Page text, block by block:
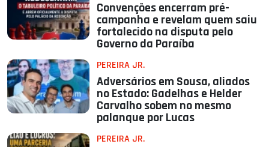
Convenções encerram pré-
campanha e revelam quem saiu
fortalecido na disputa pelo
Governo da Paraíba
PEREIRA JR.
Adversários em Sousa, aliados
no Estado: Gadelhas e Helder
Carvalho sobem no mesmo
palanque por Lucas
PEREIRA JR.